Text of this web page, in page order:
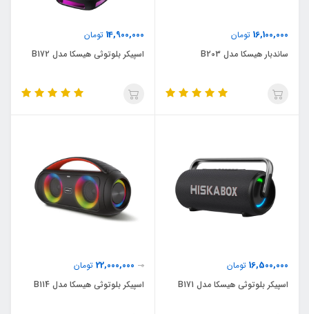
16,100,000 تومان
ساندبار هیسکا مدل B203
14,900,000 تومان
اسپیکر بلوتوثی هیسکا مدل B172
16,500,000 تومان
اسپیکر بلوتوثی هیسکا مدل B171
0
22,000,000 تومان
اسپیکر بلوتوثی هیسکا مدل B114